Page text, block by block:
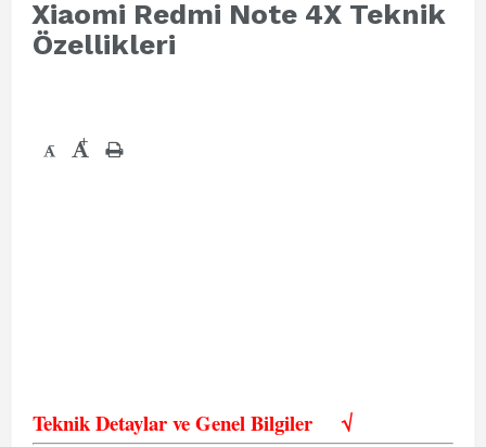
Xiaomi Redmi Note 4X Teknik
Özellikleri
- +
Teknik Detaylar ve Genel Bilgiler√